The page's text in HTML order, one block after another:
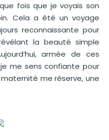
fois que je voyais son
Cela a été un voyage
reconnaissante pour
la beauté simple
armée de ces
me sens confiante pour
me réserve, une